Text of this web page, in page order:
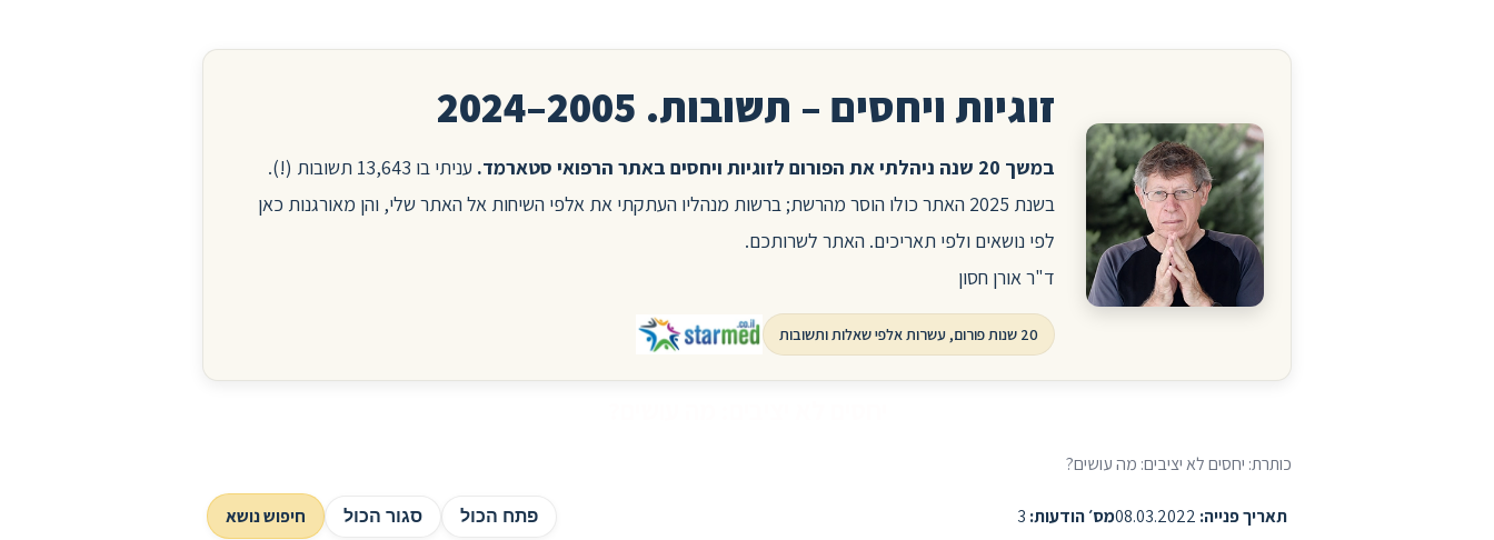
זוגיות ויחסים – תשובות. 2005–2024
במשך 20 שנה ניהלתי את הפורום לזוגיות ויחסים באתר הרפואי סטארמד.
עניתי בו 13,643 תשובות (!).
בשנת 2025 האתר כולו הוסר מהרשת; ברשות מנהליו העתקתי את אלפי השיחות אל האתר שלי, והן מאורגנות כאן
לפי נושאים ולפי תאריכים. האתר לשרותכם.
ד"ר אורן חסון
20 שנות פורום, עשרות אלפי שאלות ותשובות
כותרת: יחסים לא יציבים: מה עושים?
תאריך פנייה: מס׳ הודעות: פתח הכול סגור הכול חיפוש נושא